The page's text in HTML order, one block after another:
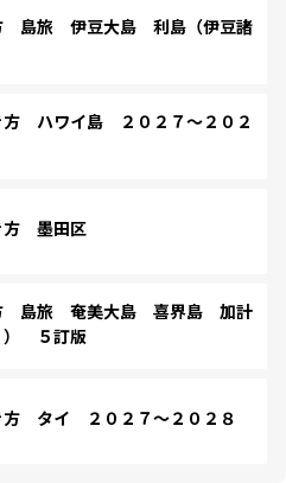
島旅 伊豆大島 利島（伊豆諸
ハワイ島 ２０２７～２０２
方 墨田区
島旅 奄美大島 喜界島 加計
） ５訂版
タイ ２０２７～２０２８